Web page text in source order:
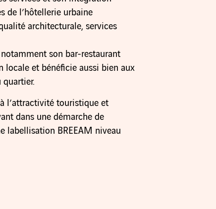
de l’hôtellerie urbaine
architecturale, services
son bar-restaurant
locale et bénéficie aussi bien aux
quartier.
l’attractivité touristique et
dans une démarche de
labellisation BREEAM niveau